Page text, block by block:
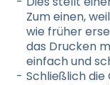
Zum einen,
wie früher
das Drucken
einfach und
Schließlich